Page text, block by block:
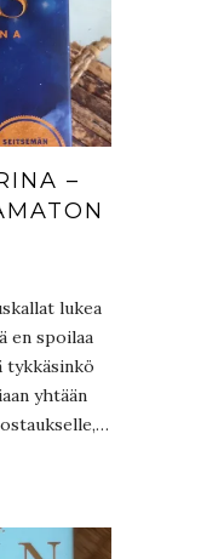
–
lukea
en spoilaa
tykkäsinkö
yhtään